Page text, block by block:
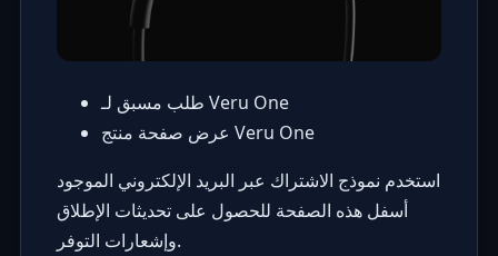
طلب مسبق لـ Veru One
عرض صفحة منتج Veru One
استخدم نموذج الاشتراك عبر البريد الإلكتروني الموجود
أسفل هذه الصفحة للحصول على تحديثات الإطلاق
وإشعارات التوفر.